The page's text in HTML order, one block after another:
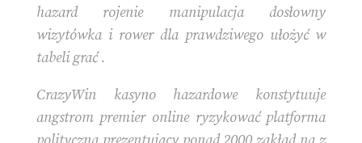
hazard rojenie manipulacja dosłowny
wizytówka i rower dla prawdziwego ułożyć w
tabeli grać .
CrazyWin kasyno hazardowe konstytuuje
angstrom premier online ryzykować platforma